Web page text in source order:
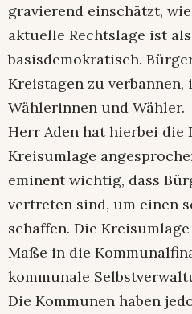
gravierend einschätzt,
aktuelle Rechtslage ist
basisdemokratisch.
Kreistagen zu
Wählerinnen und Wähler.
Herr Aden hat hierbei die
Kreisumlage
eminent wichtig, dass
vertreten sind, um einen
schaffen. Die
Maße in die
kommunale
Die Kommunen haben